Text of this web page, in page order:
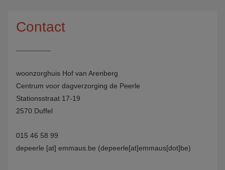
Contact
woonzorghuis Hof van Arenberg
Centrum voor dagverzorging de Peerle
Stationsstraat 17-19
2570 Duffel
015 46 58 99
depeerle [at] emmaus.be (depeerle[at]emmaus[dot]be)